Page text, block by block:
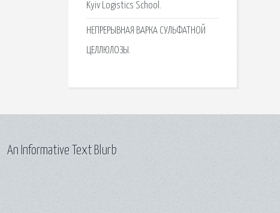
Kyiv Logistics School.
НЕПРЕРЫВНАЯ ВАРКА СУЛЬФАТНОЙ
ЦЕЛЛЮЛОЗЫ.
An Informative Text Blurb